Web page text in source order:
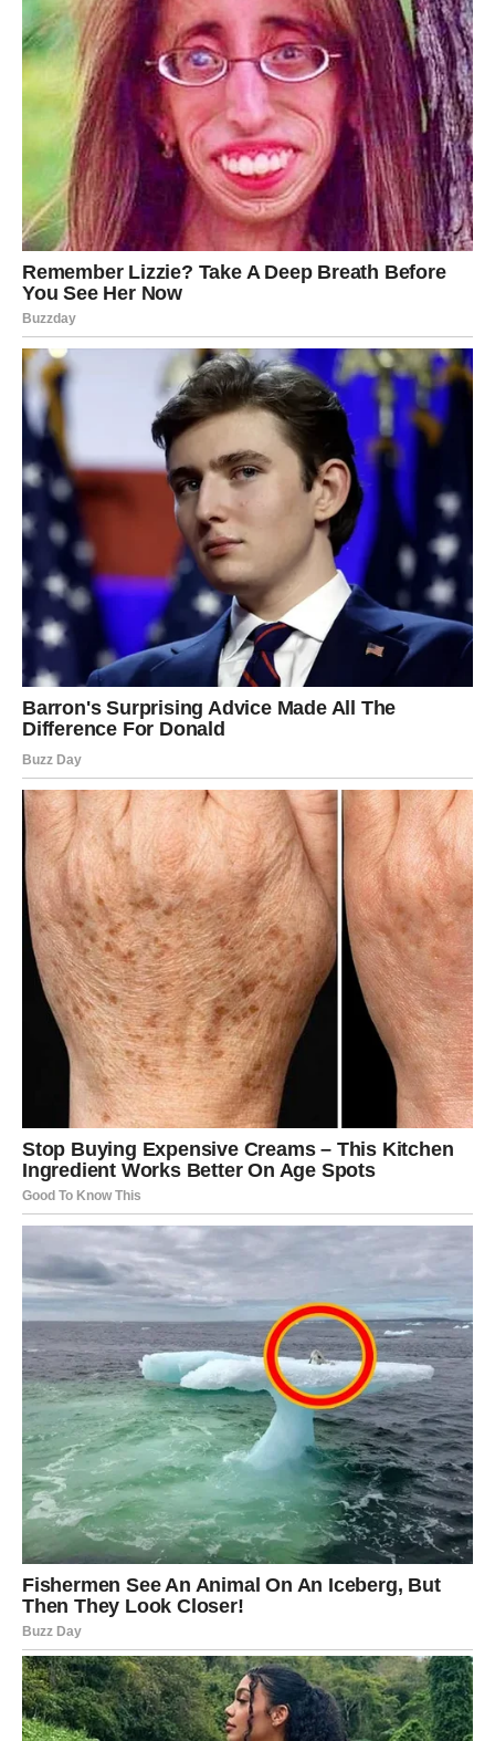
Ribe ulaze u veoma nježan i emotivan dan.
Jedna osoba pokazuje koliko joj značite, a vi konačno
osjećate veliko olakšanje.
Sudbina vam vraća osmijeh
Pred vama su trenuci puni topline i iskrenih emocija.
Srijeda 13. maja donosi veoma lijepu energiju i mnogo
pozitivnih promjena za mnoge znakove Zodijaka.
Posebno srećni biće Bikovi, Lavovi i Vage kojima zvijezde
donose ljubav, sreću i osjećaj da se život konačno kreće
u pravom smjeru.
Ovo je dan tokom kojeg treba vjerovati intuiciji, otvoriti
srce za nove prilike i uživati u lijepim trenucima koje vam
univerzum šalje.